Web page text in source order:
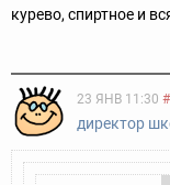
курево, спиртное и
23 ЯНВ 11:30
директор